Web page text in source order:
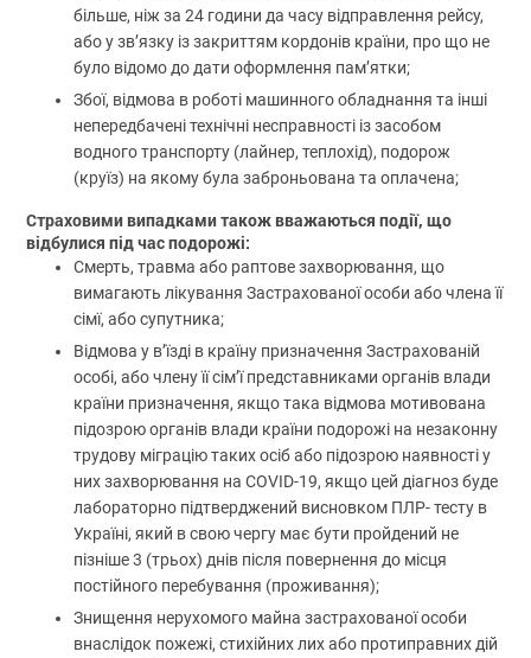
більше, ніж за 24 години да часу відправлення рейсу,
або у зв’язку із закриттям кордонів країни, про що не
було відомо до дати оформлення пам’ятки;
Збої, відмова в роботі машинного обладнання та інші
непередбачені технічні несправності із засобом
водного транспорту (лайнер, теплохід), подорож
(круїз) на якому була заброньована та оплачена;
Страховими випадками також вважаються події, що
відбулися під час подорожі:
Смерть, травма або раптове захворювання, що
вимагають лікування Застрахованої особи або члена її
сімї, або супутника;
Відмова у в’їзді в країну призначення Застрахованій
особі, або члену її сім’ї представниками органів влади
країни призначення, якщо така відмова мотивована
підозрою органів влади країни подорожі на незаконну
трудову міграцію таких осіб або підозрою наявності у
них захворювання на COVID-19, якщо цей діагноз буде
лабораторно підтверджений висновком ПЛР- тесту в
Україні, який в свою чергу має бути пройдений не
пізніше 3 (трьох) днів після повернення до місця
постійного перебування (проживання);
Знищення нерухомого майна застрахованої особи
внаслідок пожежі, стихійних лих або протиправних дій